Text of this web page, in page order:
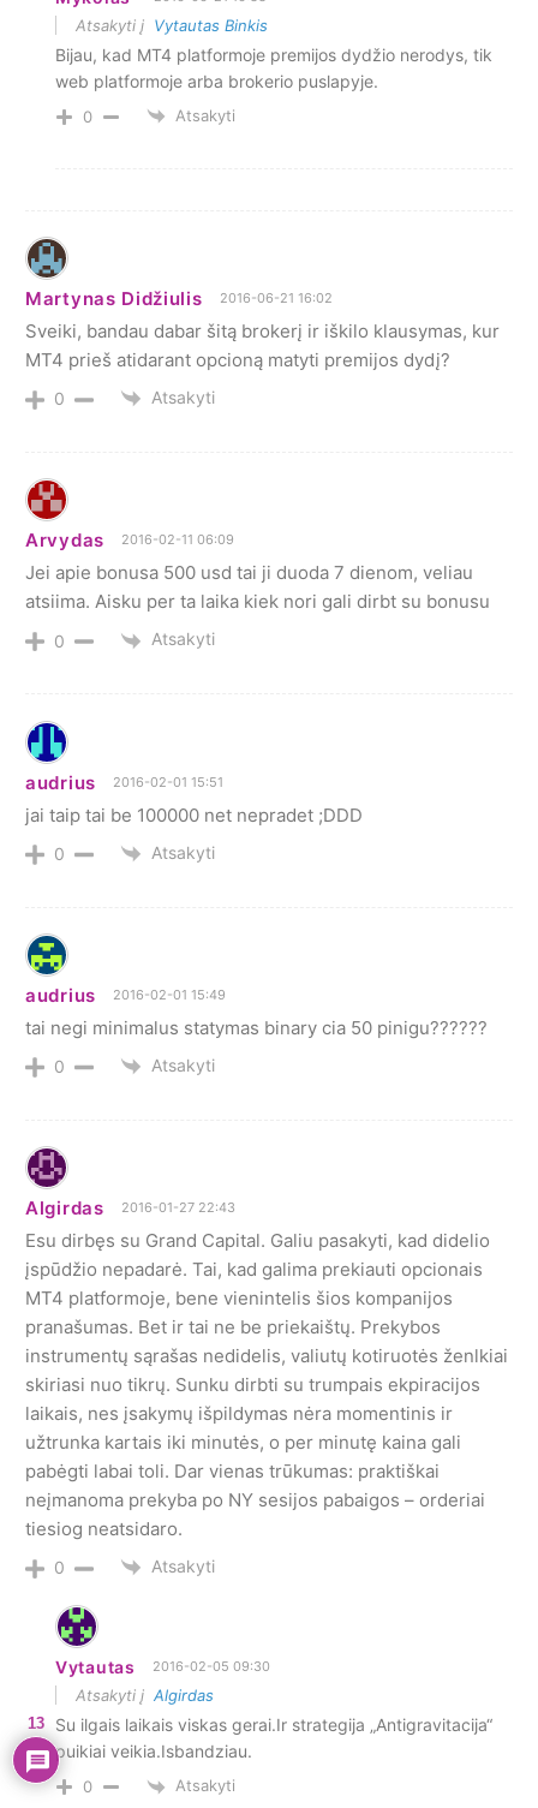
Atsakyti į Vytautas Binkis
Bijau, kad MT4 platformoje premijos dydžio nerodys, tik
web platformoje arba brokerio puslapyje.
0 Atsakyti
Martynas Didžiulis 2016-06-21 16:02
Sveiki, bandau dabar šitą brokerį ir iškilo klausymas, kur
MT4 prieš atidarant opcioną matyti premijos dydį?
0 Atsakyti
Arvydas 2016-02-11 06:09
Jei apie bonusa 500 usd tai ji duoda 7 dienom, veliau
atsiima. Aisku per ta laika kiek nori gali dirbt su bonusu
0 Atsakyti
audrius 2016-02-01 15:51
jai taip tai be 100000 net nepradet ;DDD
0 Atsakyti
audrius 2016-02-01 15:49
tai negi minimalus statymas binary cia 50 pinigu??????
0 Atsakyti
Algirdas 2016-01-27 22:43
Esu dirbęs su Grand Capital. Galiu pasakyti, kad didelio
įspūdžio nepadarė. Tai, kad galima prekiauti opcionais
MT4 platformoje, bene vienintelis šios kompanijos
pranašumas. Bet ir tai ne be priekaištų. Prekybos
instrumentų sąrašas nedidelis, valiutų kotiruotės ženlkiai
skiriasi nuo tikrų. Sunku dirbti su trumpais ekpiracijos
laikais, nes įsakymų išpildymas nėra momentinis ir
užtrunka kartais iki minutės, o per minutę kaina gali
pabėgti labai toli. Dar vienas trūkumas: praktiškai
neįmanoma prekyba po NY sesijos pabaigos – orderiai
tiesiog neatsidaro.
0 Atsakyti
Vytautas 2016-02-05 09:30
Atsakyti į Algirdas
Su ilgais laikais viskas gerai.Ir strategija „Antigravitacija“
puikiai veikia.Isbandziau.
0 Atsakyti
13